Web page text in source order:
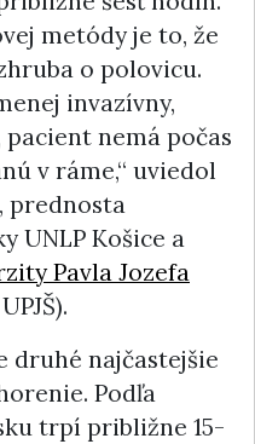
metódy je to, že
o polovicu.
invazívny,
nemá počas
v ráme,“ uviedol
prednosta
UNLP Košice a
Pavla Jozefa
druhé najčastejšie
Podľa
trpí približne 15-